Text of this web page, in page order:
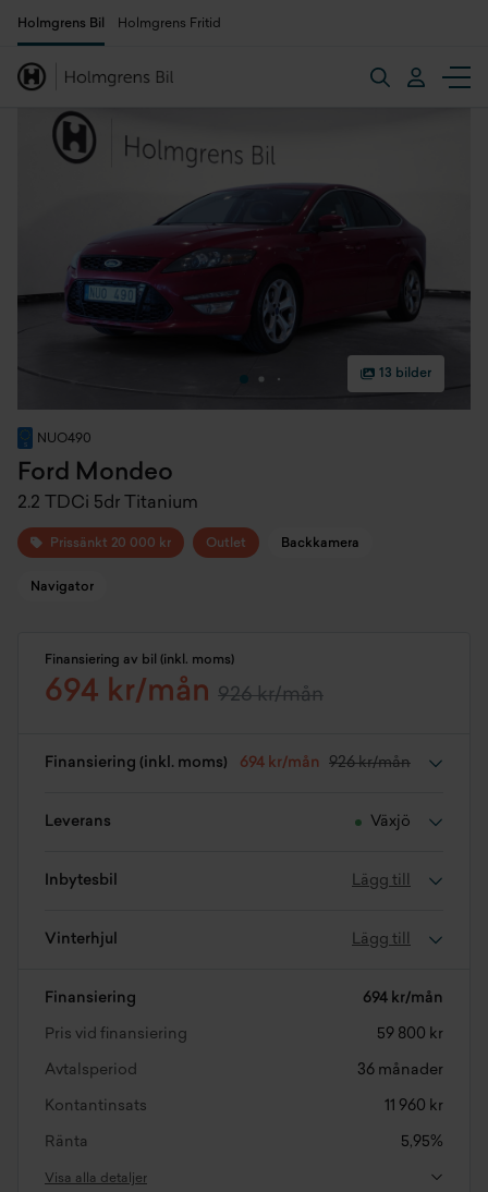
Holmgrens Bil Holmgrens Fritid
13 bilder
NUO490
Ford Mondeo
2.2 TDCi 5dr Titanium
Prissänkt 20 000 kr Outlet Backkamera
Navigator
Finansiering av bil (inkl. moms)
694 kr/mån 926 kr/mån
Finansiering (inkl. moms) 694 kr/mån 926 kr/mån
Leverans Växjö
Inbytesbil Lägg till
Vinterhjul Lägg till
Finansiering 694 kr/mån
Pris vid finansiering 59 800 kr
Avtalsperiod 36 månader
Kontantinsats 11 960 kr
Ränta 5,95%
Visa alla detaljer